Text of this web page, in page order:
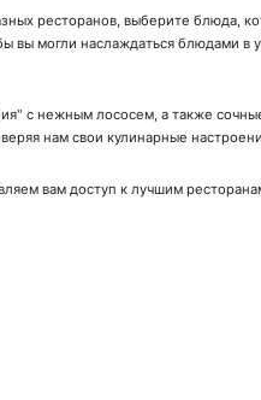
ресторанов, выберите блюда,
вы могли наслаждаться блюдами в
с нежным лососем, а также
нам свои кулинарные
вам доступ к лучшим